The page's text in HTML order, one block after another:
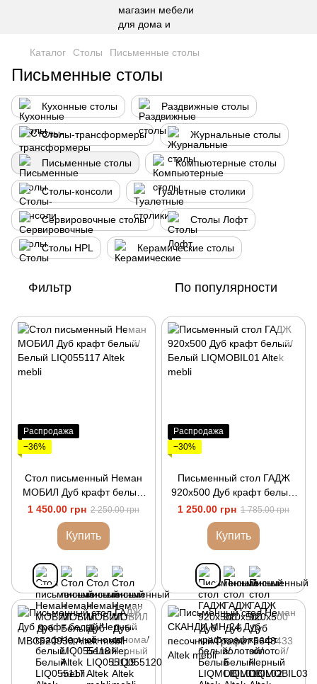
Каталог Столы Письменные столы
Письменные столы
Кухонные столы Раздвижные столы
Столы-трансформеры Журнальные столы
Письменные столы Компьютерные столы
Столы-консоли Туалетные столики
Сервировочные столы Столы Лофт
Столы HPL Керамические столы
Фильтр По популярности
Распродажа
−36%
Стол письменный Неман
МОБИЛ Дуб крафт белый/
Белый
1 450.00 грн 2 250.00 грн
Купить
Распродажа
−30%
Письменный стол ГАДЖ
920х500 Дуб крафт белый/
Белый
1 250.00 грн 1 785.00 грн
Купить